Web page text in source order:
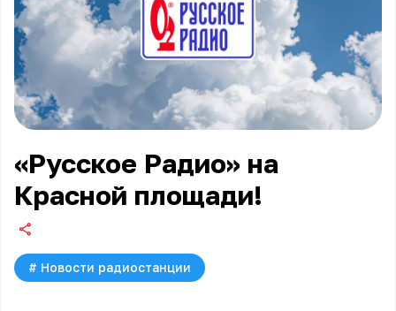
«Русское Радио» на
Красной площади!
# Новости радиостанции